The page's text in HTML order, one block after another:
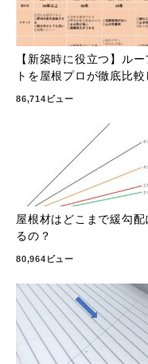
【新築時に役立つ】ル
トを屋根プロが徹底比較
86,714ビュー
屋根材はどこまで緩勾
るの？
80,964ビュー